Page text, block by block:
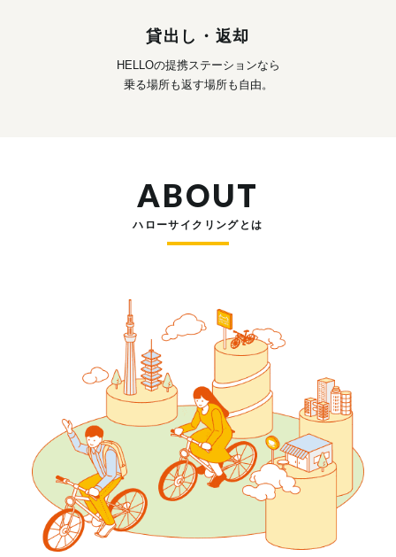
貸出し・返却
HELLOの提携ステーションなら
乗る場所も返す場所も自由。
ABOUT
ハローサイクリングとは